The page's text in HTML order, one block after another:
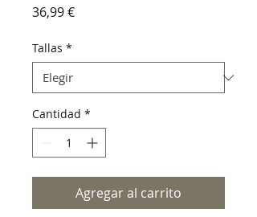
36,99 €Precio
Tallas *
Cantidad *
Agregar al carrito